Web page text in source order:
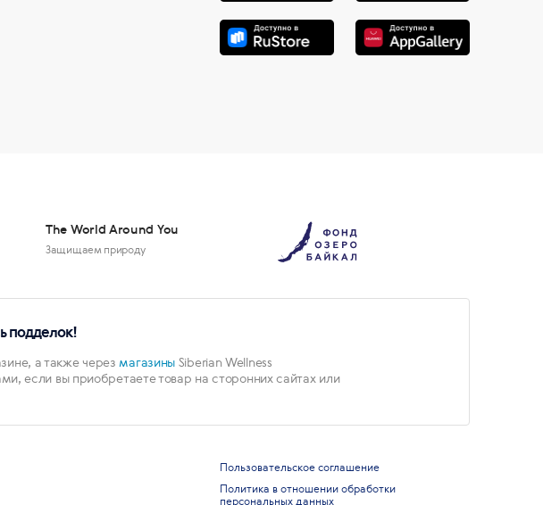
The World Around You
Защищаем природу
подделок!
а также через магазины Siberian Wellness
если вы приобретаете товар на сторонних сайтах или
Пользовательское соглашение
Политика в отношении обработки
персональных данных